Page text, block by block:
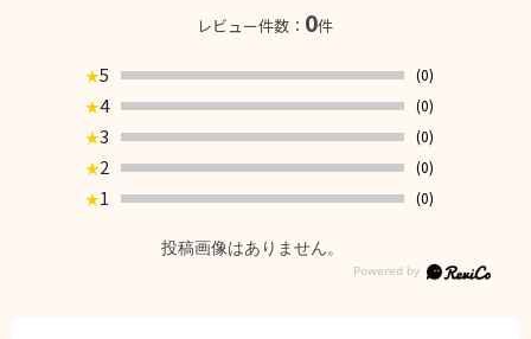
レビュー件数： 0件
★5
(0)
★4
(0)
★3
(0)
★2
(0)
★1 (0)
投稿画像はありません。